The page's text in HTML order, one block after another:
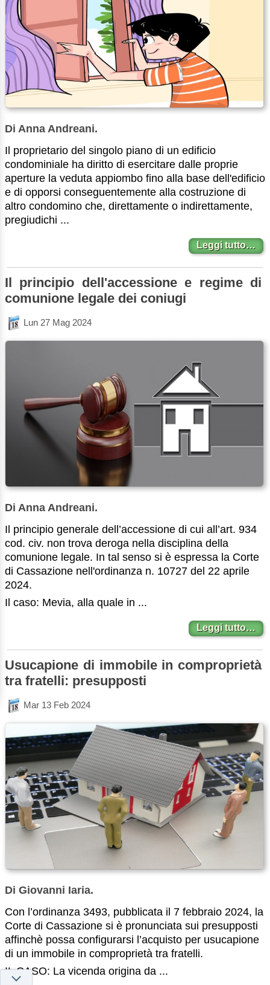
Di Anna Andreani.
Il proprietario del singolo piano di un edificio
condominiale ha diritto di esercitare dalle proprie
aperture la veduta appiombo fino alla base dell'edificio
e di opporsi conseguentemente alla costruzione di
altro condomino che, direttamente o indirettamente,
pregiudichi ...
Leggi tutto…
Il principio dell'accessione e regime di
comunione legale dei coniugi
Lun 27 Mag 2024
Di Anna Andreani.
Il principio generale dell’accessione di cui all’art. 934
cod. civ. non trova deroga nella disciplina della
comunione legale. In tal senso si è espressa la Corte
di Cassazione nell'ordinanza n. 10727 del 22 aprile
2024.
Il caso: Mevia, alla quale in ...
Leggi tutto…
Usucapione di immobile in comproprietà
tra fratelli: presupposti
Mar 13 Feb 2024
Di Giovanni Iaria.
Con l’ordinanza 3493, pubblicata il 7 febbraio 2024, la
Corte di Cassazione si è pronunciata sui presupposti
affinchè possa configurarsi l’acquisto per usucapione
di un immobile in comproprietà tra fratelli.
IL CASO: La vicenda origina da ...